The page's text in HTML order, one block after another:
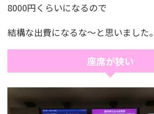
8000円くらいになるので
結構な出費になるな～と思いました。
座席が狭い